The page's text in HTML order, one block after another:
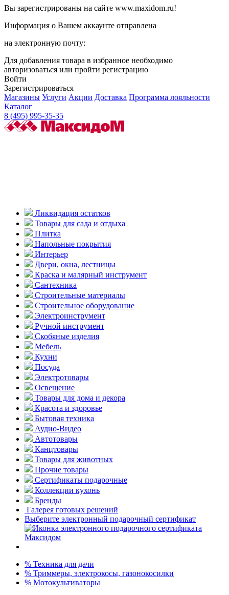
Вы зарегистрированы на сайте www.maxidom.ru!
Информация о Вашем аккаунте отправлена
на электронную почту:
Для добавления товара в избранное необходимо
авторизоваться или пройти регистрацию
Войти
Зарегистрироваться
Магазины Услуги Акции Доставка Программа лояльности
Каталог
8 (495) 995-35-35
Ликвидация остатков
Товары для сада и отдыха
Плитка
Напольные покрытия
Интерьер
Двери, окна, лестницы
Краска и малярный инструмент
Сантехника
Строительные материалы
Строительное оборудование
Электроинструмент
Ручной инструмент
Скобяные изделия
Мебель
Кухни
Посуда
Электротовары
Освещение
Товары для дома и декора
Красота и здоровье
Бытовая техника
Аудио-Видео
Автотовары
Канцтовары
Товары для животных
Прочие товары
Сертификаты подарочные
Коллекции кухонь
Бренды
Галерея готовых решений
Выберите электронный подарочный сертификат
% Техника для дачи
% Триммеры, электрокосы, газонокосилки
% Мотокультиваторы